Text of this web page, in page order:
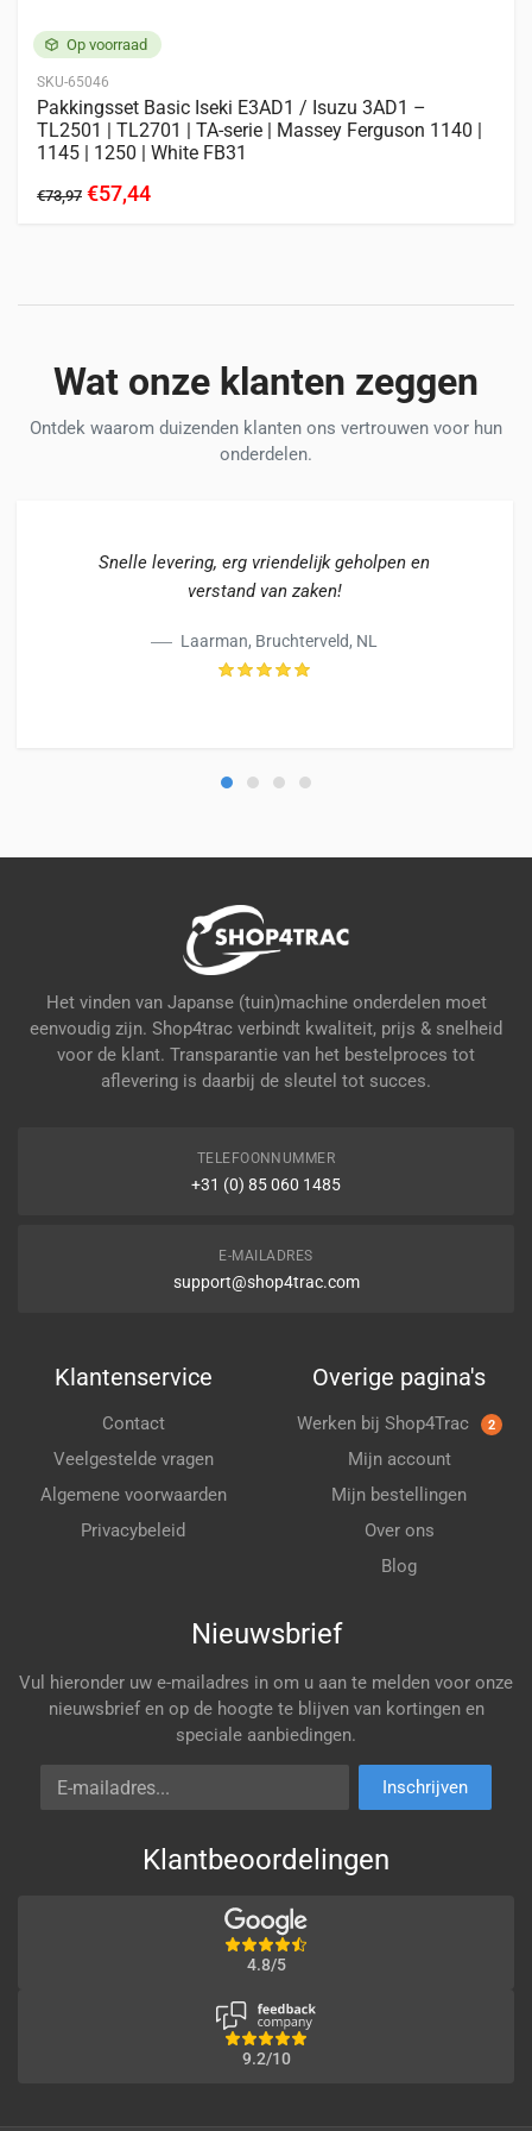
Op voorraad
SKU-65046
Pakkingsset Basic Iseki E3AD1 / Isuzu 3AD1 –
TL2501 | TL2701 | TA-serie | Massey Ferguson 1140 |
1145 | 1250 | White FB31
€73,97 €57,44
Wat onze klanten zeggen
Ontdek waarom duizenden klanten ons vertrouwen voor hun
onderdelen.
Snelle levering, erg vriendelijk geholpen en
verstand van zaken!
Laarman, Bruchterveld, NL
Het vinden van Japanse (tuin)machine onderdelen moet
eenvoudig zijn. Shop4trac verbindt kwaliteit, prijs & snelheid
voor de klant. Transparantie van het bestelproces tot
aflevering is daarbij de sleutel tot succes.
TELEFOONNUMMER
+31 (0) 85 060 1485
E-MAILADRES
support@shop4trac.com
Klantenservice
Contact
Veelgestelde vragen
Algemene voorwaarden
Privacybeleid
Overige pagina's
Werken bij Shop4Trac 2
Mijn account
Mijn bestellingen
Over ons
Blog
Nieuwsbrief
Vul hieronder uw e-mailadres in om u aan te melden voor onze
nieuwsbrief en op de hoogte te blijven van kortingen en
speciale aanbiedingen.
E-mailadres
Inschrijven
Klantbeoordelingen
4.8/5
9.2/10